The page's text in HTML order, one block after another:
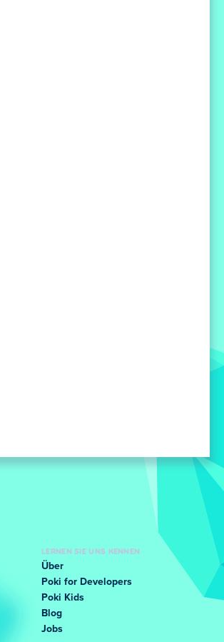
LERNEN SIE UNS KENNEN
Über
Poki for Developers
Poki Kids
Blog
Jobs